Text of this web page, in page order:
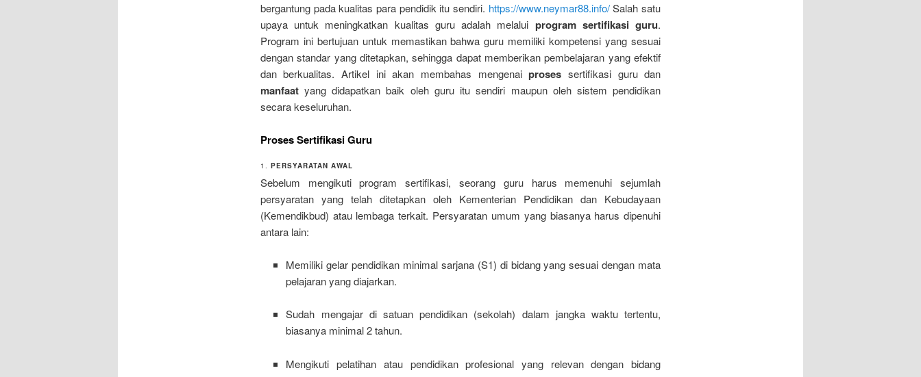
bergantung pada kualitas para pendidik itu sendiri. https://www.neymar88.info/Salah satu
upaya untuk meningkatkan kualitas guru adalah melalui program sertifikasi guru.
Program ini bertujuan untuk memastikan bahwa guru memiliki kompetensi yang sesuai
dengan standar yang ditetapkan, sehingga dapat memberikan pembelajaran yang efektif
dan berkualitas. Artikel ini akan membahas mengenaiproses sertifikasi guru dan
manfaatyang didapatkan baik oleh guru itu sendiri maupun oleh sistem pendidikan
secara keseluruhan.
Proses Sertifikasi Guru
1. PERSYARATAN AWAL
Sebelum mengikuti program sertifikasi, seorang guru harus memenuhi sejumlah
persyaratan yang telah ditetapkan oleh Kementerian Pendidikan dan Kebudayaan
(Kemendikbud) atau lembaga terkait. Persyaratan umum yang biasanya harus dipenuhi
antara lain:
Memiliki gelar pendidikan minimal sarjana (S1) di bidang yang sesuai dengan mata
pelajaran yang diajarkan.
Sudah mengajar di satuan pendidikan (sekolah) dalam jangka waktu tertentu,
biasanya minimal 2 tahun.
Mengikuti pelatihan atau pendidikan profesional yang relevan dengan bidang